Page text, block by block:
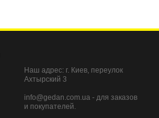
Наш адрес: г. Киев, переулок
Ахтырский 3
info@gedan.com.ua - для заказов
и покупателей.